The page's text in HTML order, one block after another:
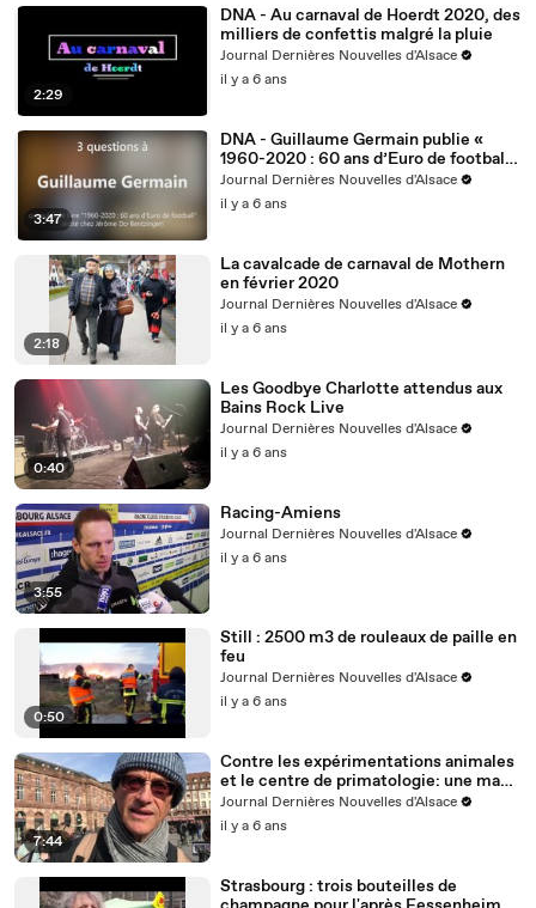
2:29
DNA - Au carnaval de Hoerdt 2020, des
milliers de confettis malgré la pluie
Journal Dernières Nouvelles d'Alsace
il y a 6 ans
3:47
DNA - Guillaume Germain publie «
1960-2020 : 60 ans d’Euro de football
»
Journal Dernières Nouvelles d'Alsace
il y a 6 ans
2:18
La cavalcade de carnaval de Mothern
en février 2020
Journal Dernières Nouvelles d'Alsace
il y a 6 ans
0:40
Les Goodbye Charlotte attendus aux
Bains Rock Live
Journal Dernières Nouvelles d'Alsace
il y a 6 ans
3:55
Racing-Amiens
Journal Dernières Nouvelles d'Alsace
il y a 6 ans
0:50
Still : 2500 m3 de rouleaux de paille en
feu
Journal Dernières Nouvelles d'Alsace
il y a 6 ans
7:44
Contre les expérimentations animales
et le centre de primatologie: une manif
samedi à Strasbourg
Journal Dernières Nouvelles d'Alsace
il y a 6 ans
Strasbourg : trois bouteilles de